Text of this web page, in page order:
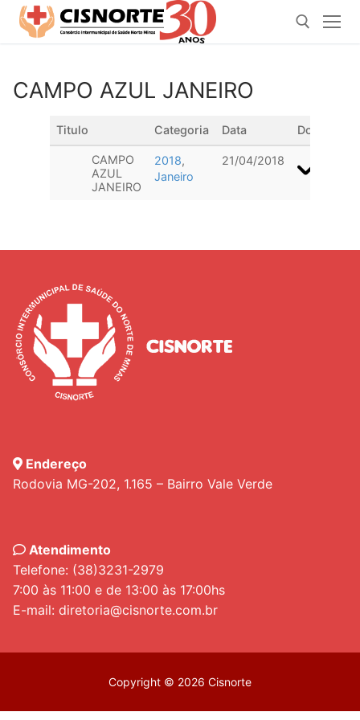
Pular
para
Pesquisar por:
CAMPO AZUL JANEIRO
Titulo Categoria Data Download
CAMPO
AZUL
JANEIRO
2018,
Janeiro
21/04/2018
Endereço
Rodovia MG-202, 1.165 – Bairro Vale Verde
Atendimento
Telefone: (38)3231-2979
7:00 às 11:00 e de 13:00 às 17:00hs
E-mail: diretoria@cisnorte.com.br
Copyright © 2026 Cisnorte